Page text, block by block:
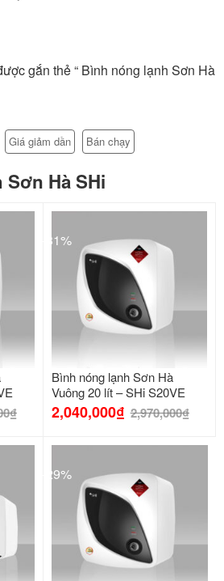
gắn thẻ “ Bình nóng lạnh Sơn Hà
Giá giảm dần Bán chạy
Hà SHi
₫
-31%
Bình nóng lạnh Sơn Hà
Vuông 20 lít – SHi S20VE
2,040,000₫ 2,970,000₫
-29%